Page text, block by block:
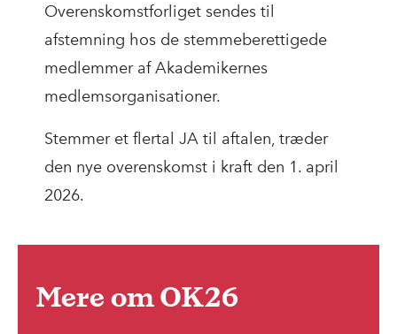
Overenskomstforliget sendes til
afstemning hos de stemmeberettigede
medlemmer af Akademikernes
medlemsorganisationer.
Stemmer et flertal JA til aftalen, træder
den nye overenskomst i kraft den 1. april
2026.
Mere om OK26